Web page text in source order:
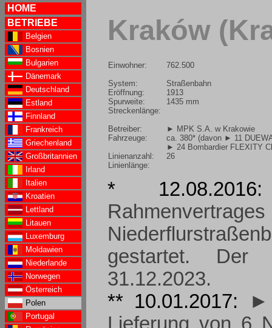
HOME
BETRIEBE
Belgien
Bosnien
Bulgarien
Dänemark
Deutschland
Estland
Finnland
Frankreich
Griechenland
Großbritannien
Irland
Italien
Kroatien
Lettland
Litauen
Luxemburg
Moldawien
Niederlande
Norwegen
Österreich
Polen
Portugal
Kraków
Einwohner:
System:
Eröffnung:
Spurweite:
Streckenlänge:
Betreiber:
Fahrzeuge:
Linienanzahl:
Linienlänge:
762.500
Straßenbahn
1913
1435 mm
► MPK S.A. w Krakowie
ca. 380* (davon ► 11
► 24 Bombardier FLEXITY
26
*
gestartet. Der
31.12.2023.
** 10.01.2017:
►